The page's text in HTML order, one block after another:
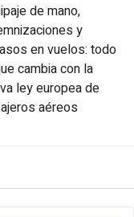
de mano,
y
en vuelos: todo
cambia con la
ley europea de
aéreos